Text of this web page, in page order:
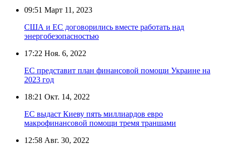
09:51 Март 11, 2023
США и ЕС договорились вместе работать над
энергобезопасностью
17:22 Ноя. 6, 2022
ЕС представит план финансовой помощи Украине на
2023 год
18:21 Окт. 14, 2022
ЕС выдаст Киеву пять миллиардов евро
макрофинансовой помощи тремя траншами
12:58 Авг. 30, 2022